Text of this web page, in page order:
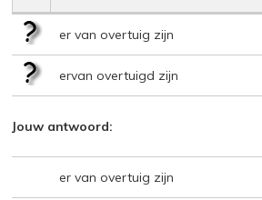
er van overtuig zijn
ervan overtuigd zijn
Jouw antwoord:
er van overtuig zijn